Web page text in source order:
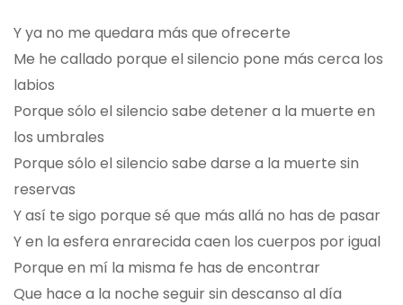
Y ya no me quedara más que ofrecerte
Me he callado porque el silencio pone más cerca los
labios
Porque sólo el silencio sabe detener a la muerte en
los umbrales
Porque sólo el silencio sabe darse a la muerte sin
reservas
Y así te sigo porque sé que más allá no has de pasar
Y en la esfera enrarecida caen los cuerpos por igual
Porque en mí la misma fe has de encontrar
Que hace a la noche seguir sin descanso al día